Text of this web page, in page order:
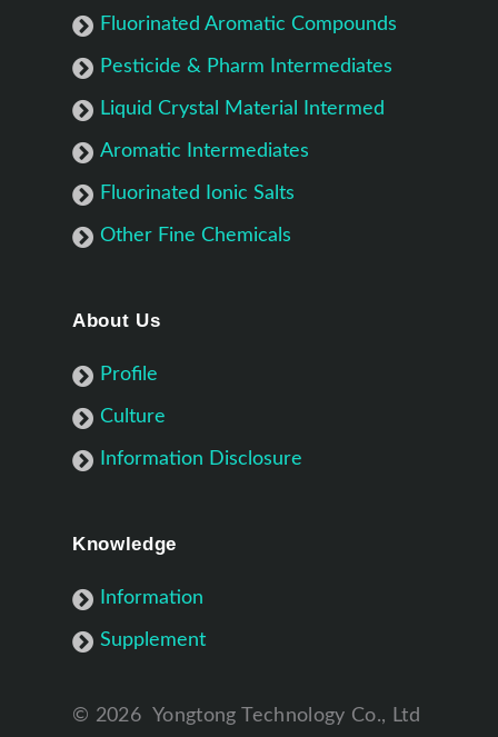
Fluorinated Aromatic Compounds
Pesticide & Pharm Intermediates
Liquid Crystal Material Intermed
Aromatic Intermediates
Fluorinated Ionic Salts
Other Fine Chemicals
About Us
Profile
Culture
Information Disclosure
Knowledge
Information
Supplement
© 2026 Yongtong Technology Co., Ltd